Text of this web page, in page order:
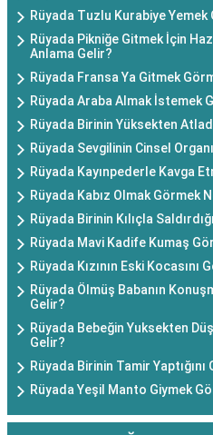
Rüyada Tuzlu Kurabiye
Rüyada Pikniğe Gitmek İçin
Anlama Gelir?
Rüyada Fransa Ya Gitmek
Rüyada Araba Almak İstemek
Rüyada Birinin Yüksekten
Rüyada Sevgilinin Cinsel
Rüyada Kayınpederle Kavga
Rüyada Kabız Olmak Görmek
Rüyada Birinin Kılıçla
Rüyada Mavi Kadife Kumaş
Rüyada Kızının Eski
Rüyada Ölmüş Babanın
Gelir?
Rüyada Bebeğin Yuksekten
Gelir?
Rüyada Birinin Tamir
Rüyada Yeşil Manto Giymek